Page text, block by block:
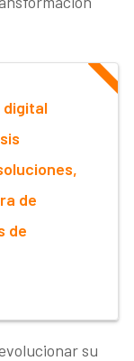
digital
de
de
su